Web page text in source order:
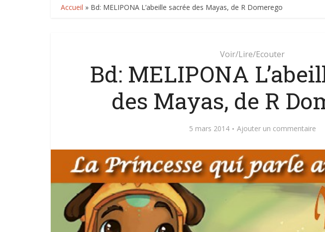
Accueil » Bd: MELIPONA L’abeille sacrée des Mayas, de R Domerego
Voir/Lire/Ecouter
Bd: MELIPONA
des Mayas, de R
5 mars 2014 Ajouter un commentaire